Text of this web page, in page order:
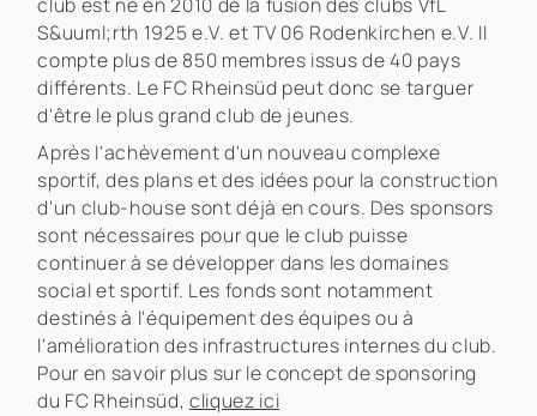
S&uuml;rth 1925 e.V. et TV 06 Rodenkirchen e.V. Il
compte plus de 850 membres issus de 40 pays
différents. Le FC Rheinsüd peut donc se targuer
d'être le plus grand club de jeunes.
Après l'achèvement d'un nouveau complexe
sportif, des plans et des idées pour la construction
d'un club-house sont déjà en cours. Des sponsors
sont nécessaires pour que le club puisse
continuer à se développer dans les domaines
social et sportif. Les fonds sont notamment
destinés à l'équipement des équipes ou à
l'amélioration des infrastructures internes du club.
Pour en savoir plus sur le concept de sponsoring
du FC Rheinsüd, cliquez ici